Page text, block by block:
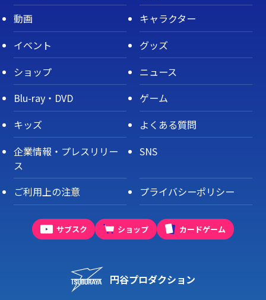
動画
キャラクター
イベント
グッズ
ショップ
ニュース
Blu-ray・DVD
ゲーム
キッズ
よくある質問
企業情報・プレスリリー
ス
SNS
ご利用上の注意 プライバシーポリシー
サブスク ショップ カードゲーム
円谷プロダクション